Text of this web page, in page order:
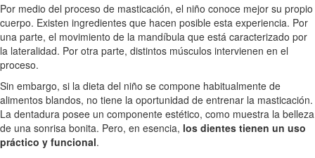
Por medio del proceso de masticación, el niño conoce mejor su propio
cuerpo. Existen ingredientes que hacen posible esta experiencia. Por
una parte, el movimiento de la mandíbula que está caracterizado por
la lateralidad. Por otra parte, distintos músculos intervienen en el
proceso.
Sin embargo, si la dieta del niño se compone habitualmente de
alimentos blandos, no tiene la oportunidad de entrenar la masticación.
La dentadura posee un componente estético, como muestra la belleza
de una sonrisa bonita. Pero, en esencia, los dientes tienen un uso
práctico y funcional.